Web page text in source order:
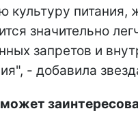
культуру питания,
значительно
запретов и
- добавила